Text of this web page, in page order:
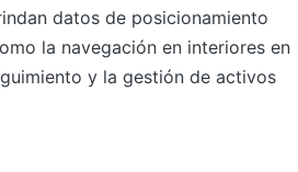
datos de posicionamiento
la navegación en interiores en
y la gestión de activos